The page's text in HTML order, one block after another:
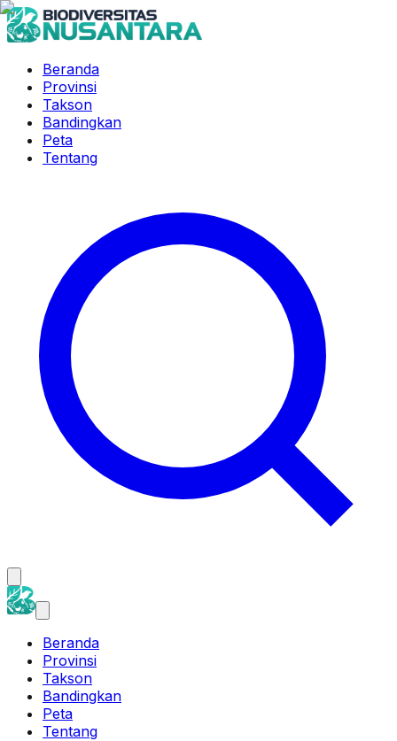
Beranda
Provinsi
Takson
Bandingkan
Peta
Tentang
Beranda
Provinsi
Takson
Bandingkan
Peta
Tentang